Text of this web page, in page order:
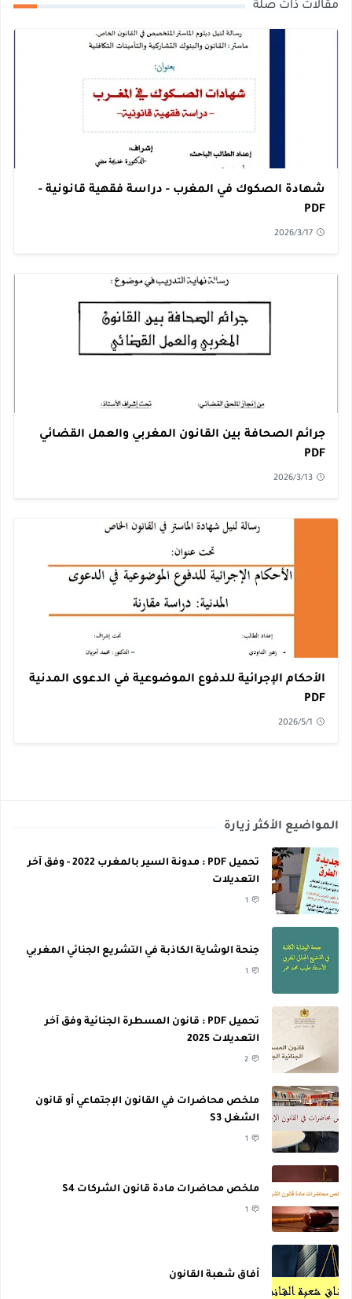
مقالات ذات صلة
شهادة الصكوك في المغرب - دراسة فقهية قانونية -
PDF
2026/3/17
جرائم الصحافة بين القانون المغربي والعمل القضائي
PDF
2026/3/13
الأحكام الإجرائية للدفوع الموضوعية في الدعوى المدنية
PDF
2026/5/1
المواضيع الأكثر زيارة
تحميل PDF : مدونة السير بالمغرب 2022 - وفق آخر
التعديلات
1
جنحة الوشاية الكاذبة في التشريع الجنائي المغربي
1
تحميل PDF : قانون المسطرة الجنائية وفق آخر
التعديلات 2025
2
ملخص محاضرات في القانون الإجتماعي أو قانون
الشغل S3
1
ملخص محاضرات مادة قانون الشركات S4
1
أفاق شعبة القانون